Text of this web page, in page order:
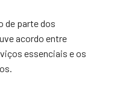
de parte dos
acordo entre
essenciais e os